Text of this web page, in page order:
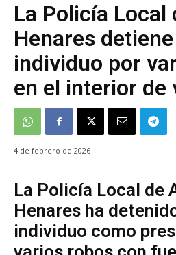
La Policía Local
Henares
individuo por
en el interior de
4 de febrero de 2026
La Policía Local de
Henares ha
individuo como